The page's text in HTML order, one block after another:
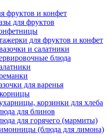
фруктов и конфет
для фруктов
для фруктов и конфет
и салатники
блюда
для варенья
корзинки для хлеба
для блинов
для горячего (мармиты)
(блюда для лимона)